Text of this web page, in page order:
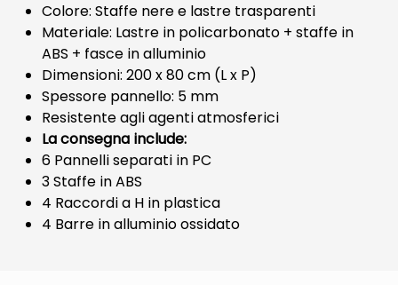
Colore: Staffe nere e lastre trasparenti
Materiale: Lastre in policarbonato + staffe in
ABS + fasce in alluminio
Dimensioni: 200 x 80 cm (L x P)
Spessore pannello: 5 mm
Resistente agli agenti atmosferici
La consegna include:
6 Pannelli separati in PC
3 Staffe in ABS
4 Raccordi a H in plastica
4 Barre in alluminio ossidato